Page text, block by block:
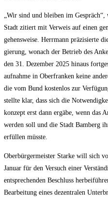
„Wir sind und blei­ben im
Stadt zitiert mit Ver­weis auf einen
ge­hens­wei­se. Herr­mann prä­zi­sier­te
gie­rung, wonach der Betrieb des
den 31. Dezem­ber 2025 hin­aus
auf­nah­me in Ober­fran­ken kei­ne
die vom Bund kos­ten­los zur
stell­te klar, dass sich die
kon­zept erst dann ergä­be, wenn das
wer­den soll und die Stadt Bam­berg
erfül­len müsste.
Ober­bür­ger­meis­ter Star­ke will sich
Janu­ar für den Ver­such einer
ent­spre­chen­den Beschluss
Bear­bei­tung eines dezen­tra­len